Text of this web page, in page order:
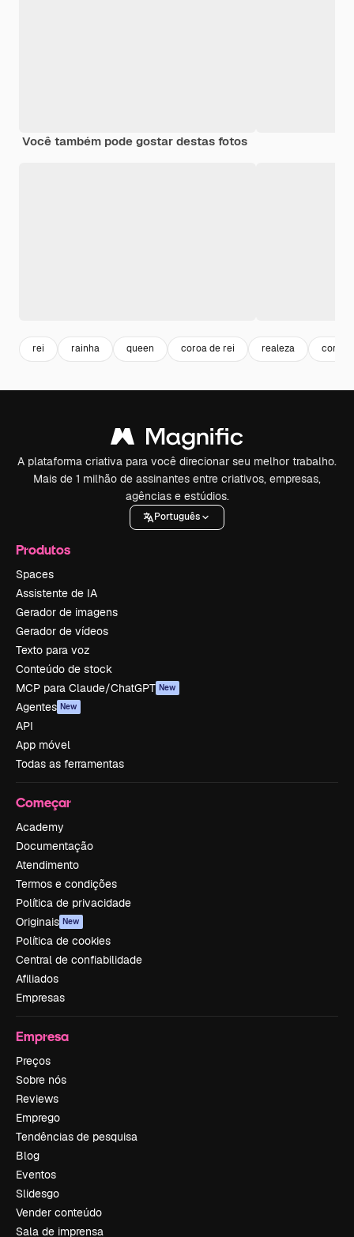
Você também pode gostar destas fotos
rei rainha queen coroa de rei realeza coroa
A plataforma criativa para você direcionar seu melhor trabalho.
Mais de 1 milhão de assinantes entre criativos, empresas,
agências e estúdios.
Português
Produtos
Spaces
Assistente de IA
Gerador de imagens
Gerador de vídeos
Texto para voz
Conteúdo de stock
MCP para Claude/ChatGPT New
Agentes New
API
App móvel
Todas as ferramentas
Começar
Academy
Documentação
Atendimento
Termos e condições
Política de privacidade
Originais New
Política de cookies
Central de confiabilidade
Afiliados
Empresas
Empresa
Preços
Sobre nós
Reviews
Emprego
Tendências de pesquisa
Blog
Eventos
Slidesgo
Vender conteúdo
Sala de imprensa